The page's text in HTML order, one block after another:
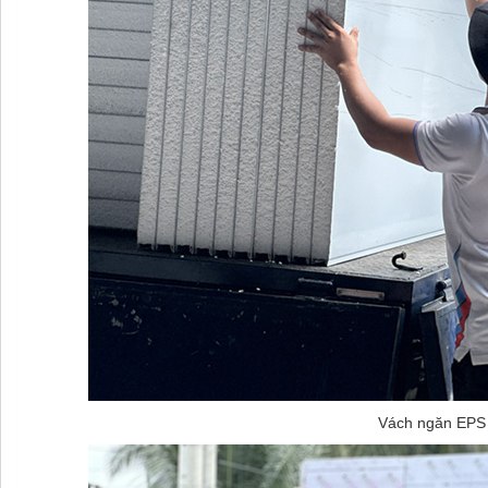
Vách ngăn